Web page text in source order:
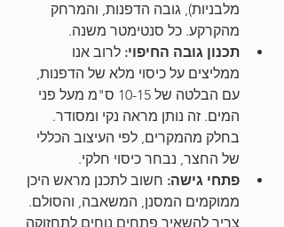
מלבניות), גובה הדפנות, והמרחק
מהקרקע. כל סנטימטר משנה.
תכנון גובה החיפוי: לרוב אנו
ממליצים על כיסוי מלא של הדפנות,
עם הבלטה של 10-15 ס"מ מעל פני
המים. זה נותן מראה נקי ומסודר.
בחלק מהמקרים, לפי העיצוב הכללי
של החצר, נבחר כיסוי חלקי.
פתחי גישה: חשוב לתכנן מראש היכן
ממוקמים המסנן, המשאבה, והסולם.
צריך להשאיר פתחים נוחים לתחזוקה